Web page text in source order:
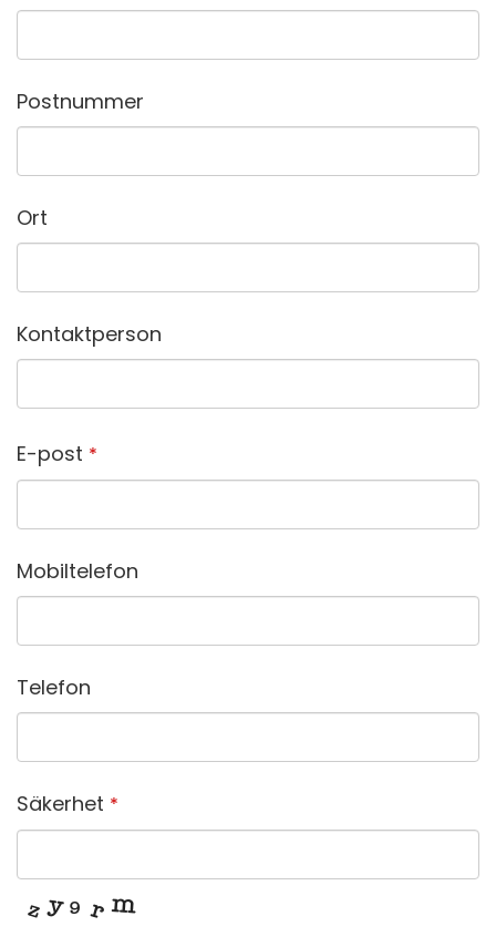
Postnummer
Ort
Website
URL *
Kontaktperson
E-post *
Mobiltelefon
Telefon
Säkerhet *